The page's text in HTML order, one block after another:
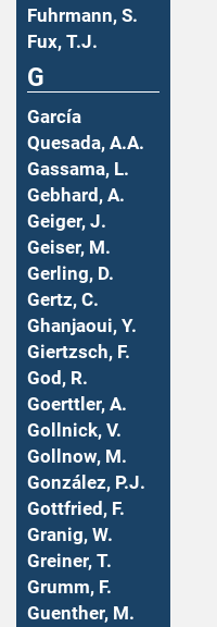
Fuhrmann, S.
Fux, T.J.
G
García
Quesada, A.A.
Gassama, L.
Gebhard, A.
Geiger, J.
Geiser, M.
Gerling, D.
Gertz, C.
Ghanjaoui, Y.
Giertzsch, F.
God, R.
Goerttler, A.
Gollnick, V.
Gollnow, M.
González, P.J.
Gottfried, F.
Granig, W.
Greiner, T.
Grumm, F.
Guenther, M.